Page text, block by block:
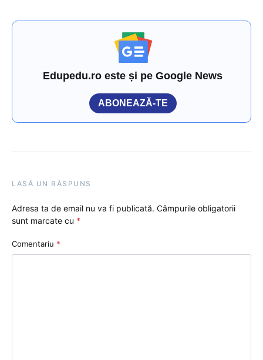
Edupedu.ro este și pe Google News
ABONEAZĂ-TE
LASĂ UN RĂSPUNS
Adresa ta de email nu va fi publicată. Câmpurile obligatorii
sunt marcate cu *
Comentariu *